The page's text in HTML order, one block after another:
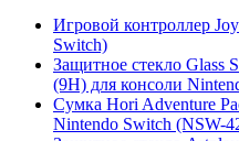
Игровой контроллер
Switch)
Защитное стекло Glass
(9H) для консоли
Сумка Hori Adventure
Nintendo Switch (NSW-